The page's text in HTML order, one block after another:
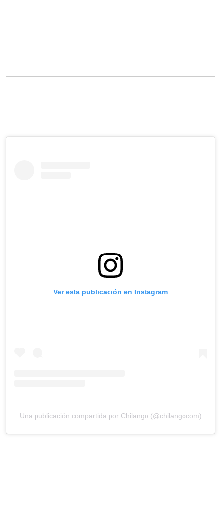
Ver esta publicación en Instagram
Una publicación compartida por Chilango (@chilangocom)